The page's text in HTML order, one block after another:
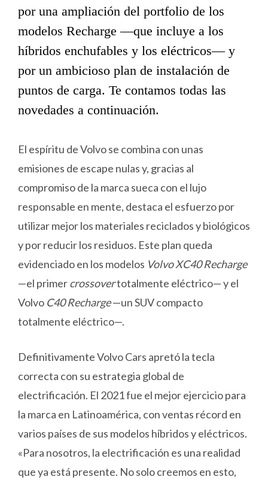
por una ampliación del portfolio de los
modelos Recharge —que incluye a los
híbridos enchufables y los eléctricos— y
por un ambicioso plan de instalación de
puntos de carga. Te contamos todas las
novedades a continuación.
El espíritu de Volvo se combina con unas
emisiones de escape nulas y, gracias al
compromiso de la marca sueca con el lujo
responsable en mente, destaca el esfuerzo por
utilizar mejor los materiales reciclados y biológicos
y por reducir los residuos. Este plan queda
evidenciado en los modelos Volvo XC40 Recharge
—el primercrossovertotalmente eléctrico— y el
Volvo C40 Recharge—un SUV compacto
totalmente eléctrico—.
Definitivamente Volvo Cars apretó la tecla
correcta con su estrategia global de
electrificación. El 2021 fue el mejor ejercicio para
la marca en Latinoamérica, con ventas récord en
varios países de sus modelos híbridos y eléctricos.
«Para nosotros, la electrificación es una realidad
que ya está presente. No solo creemos en esto,